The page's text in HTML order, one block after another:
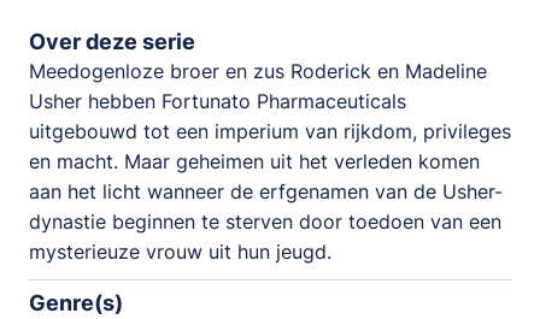
Over deze serie
Meedogenloze broer en zus Roderick en Madeline
Usher hebben Fortunato Pharmaceuticals
uitgebouwd tot een imperium van rijkdom, privileges
en macht. Maar geheimen uit het verleden komen
aan het licht wanneer de erfgenamen van de Usher-
dynastie beginnen te sterven door toedoen van een
mysterieuze vrouw uit hun jeugd.
Genre(s)